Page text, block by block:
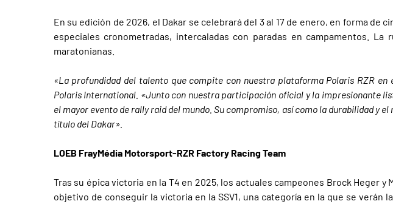
En su edición de 2026, el Dakar se celebrará del 3 al 17 de enero, en forma
especiales cronometradas, intercaladas con paradas en campamentos.
maratonianas.
«La profundidad del talento que compite con nuestra plataforma Polaris RZR
Polaris International. «Junto con nuestra participación oficial y la impresionante
el mayor evento de rally raid del mundo. Su compromiso, así como la durabilidad y
título del Dakar».
LOEB FrayMédia Motorsport-RZR Factory Racing Team
Tras su épica victoria en la T4 en 2025, los actuales campeones Brock Heger
objetivo de conseguir la victoria en la SSV1, una categoría en la que se